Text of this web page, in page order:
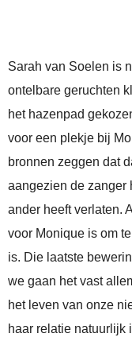
Sarah van Soelen is
ontelbare geruchten
het hazenpad
voor een plekje bij
bronnen zeggen dat
aangezien de zanger
ander heeft verlaten.
voor Monique is om
is. Die laatste
we gaan het vast
het leven van onze
haar relatie natuurlijk